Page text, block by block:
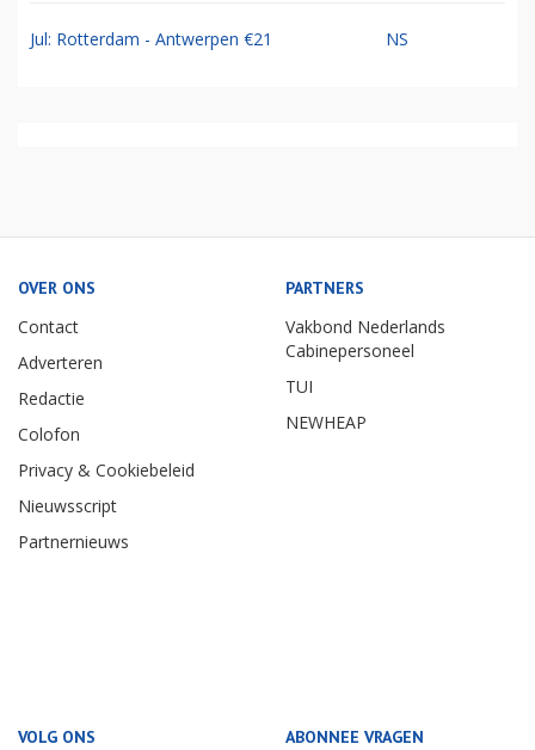
Jul: Rotterdam - Antwerpen €21 NS
OVER ONS
Contact
Adverteren
Redactie
Colofon
Privacy & Cookiebeleid
Nieuwsscript
Partnernieuws
PARTNERS
Vakbond Nederlands
Cabinepersoneel
TUI
NEWHEAP
VOLG ONS ABONNEE VRAGEN